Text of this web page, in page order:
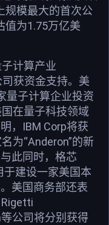
规模最大的首次公
值为1.75万亿美
计算产业
获资金支持。美
量子计算企业投资
在量子科技领域
，IBM Corp将获
为“Anderon”的新
此同时，格芯
于建设一家美国本
美国商务部还表
公司将分别获得